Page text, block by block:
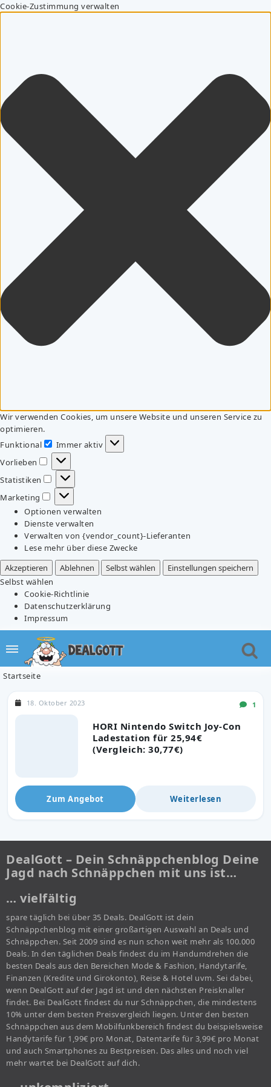
Cookie-Zustimmung verwalten
Wir verwenden Cookies, um unsere Website und unseren Service zu
optimieren.
Funktional
Funktional
Immer aktiv
Vorlieben
Vorlieben
Statistiken
Statistiken
Marketing
Marketing
Optionen verwalten
Dienste verwalten
Verwalten von {vendor_count}-Lieferanten
Lese mehr über diese Zwecke
Akzeptieren
Ablehnen Selbst wählen
Einstellungen speichern
Selbst wählen
Cookie-Richtlinie
Datenschutzerklärung
Impressum
Startseite
HORI Nintendo Switch Joy-Con
Ladestation für 25,94€
(Vergleich: 30,77€)
18. Oktober 2023 1
Zum Angebot Weiterlesen
DealGott – Dein Schnäppchenblog Deine
Jagd nach Schnäppchen mit uns ist…
… vielfältig
spare täglich bei über 35 Deals. DealGott ist dein
Schnäppchenblog mit einer großartigen Auswahl an Deals und
Schnäppchen. Seit 2009 sind es nun schon weit mehr als 100.000
Deals. In den täglichen Deals findest du im Handumdrehen die
besten Deals aus den Bereichen Mode & Fashion, Handytarife,
Finanzen (Kredite und Girokonto), Reise & Hotel uvm. Sei dabei,
wenn DealGott auf der Jagd ist und den nächsten Preisknaller
findet. Bei DealGott findest du nur Schnäppchen, die mindestens
10% unter dem besten Preisvergleich liegen. Unter den besten
Schnäppchen aus dem Mobilfunkbereich findest du beispielsweise
Handytarife für 1,99€ pro Monat, Datentarife für 3,99€ pro Monat
und auch Smartphones zu Bestpreisen. Das alles und noch viel
mehr wartet bei DealGott auf dich.